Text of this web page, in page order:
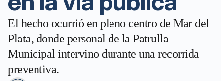
El hecho ocurrió en pleno centro de Mar del
Plata, donde personal de la Patrulla
Municipal intervino durante una recorrida
preventiva.